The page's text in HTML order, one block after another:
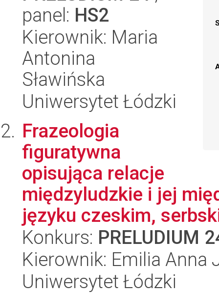
panel: HS2
Kierownik: Maria
Antonina
Sławińska
Uniwersytet Łódzki
Frazeologia
figuratywna
opisująca relacje
międzyludzkie i jej
języku czeskim,
Konkurs: PRELUDIUM
Kierownik: Emilia Anna
Uniwersytet Łódzki